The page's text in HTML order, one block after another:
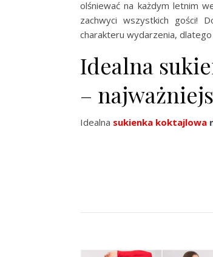
olśniewać na każdym letnim
zachwyci wszystkich gości!
charakteru wydarzenia,
Idealna
–
Idealna sukienka koktajlowa